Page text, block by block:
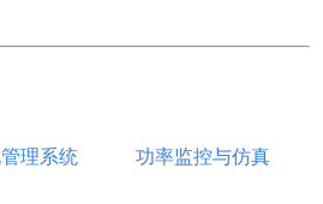
理系统 功率监控与仿真